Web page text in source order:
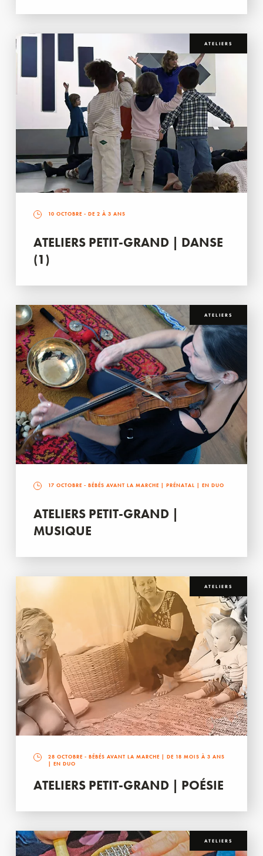
ATELIERS
10 OCTOBRE - DE 2 À 3 ANS
ATELIERS PETIT-GRAND | DANSE
(1)
ATELIERS
17 OCTOBRE - BÉBÉS AVANT LA MARCHE | PRÉNATAL | EN DUO
ATELIERS PETIT-GRAND |
MUSIQUE
ATELIERS
28 OCTOBRE - BÉBÉS AVANT LA MARCHE | DE 18 MOIS À 3 ANS
| EN DUO
ATELIERS PETIT-GRAND | POÉSIE
ATELIERS